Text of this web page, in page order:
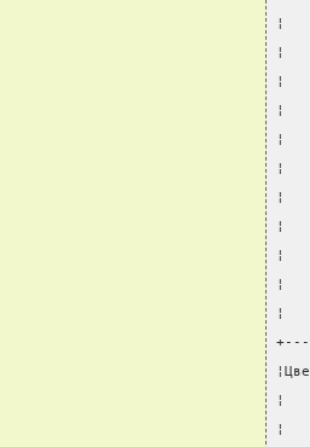
¦
¦
¦
¦
¦
¦
¦
¦
¦
¦
¦
¦
¦